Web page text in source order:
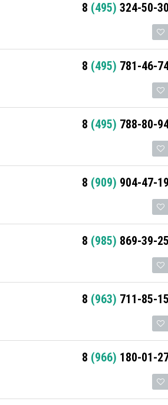
8 (495) 324-50-30
8 (495) 781-46-
8 (495) 788-80-
8 (909) 904-47-19
8 (985) 869-39-25
8 (963) 711-85-15
8 (966) 180-01-